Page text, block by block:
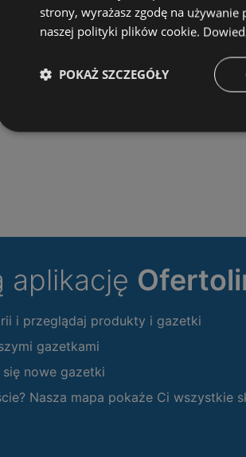
aplikację
i przeglądaj produkty i gazetki
gazetkami
nowe gazetki
Nasza mapa pokaże Ci wszystkie
strony, wyrażasz zgodę na
naszej polityki plików cookie.
POKAŻ SZCZEGÓŁY